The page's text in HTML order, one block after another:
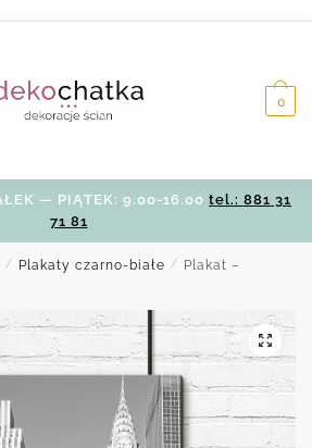
0
— PIĄTEK: 9.00-16.00 tel.: 881 31
71 81
/ Plakaty czarno-białe /
Plakat –